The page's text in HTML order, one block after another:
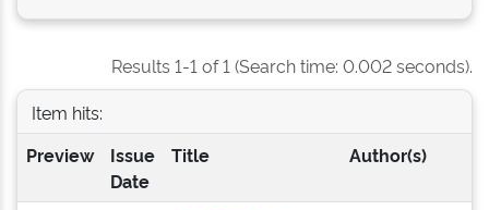
Results 1-1 of 1 (Search time: 0.002 seconds).
Item hits:
Preview
Issue
Date
Title Author(s)